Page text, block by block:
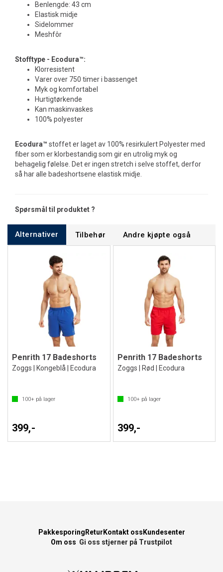
Benlengde: 43 cm
Elastisk midje
Sidelommer
Meshfôr
Stofftype - Ecodura™:
Klorresistent
Varer over 750 timer i bassenget
Myk og komfortabel
Hurtigtørkende
Kan maskinvaskes
100% polyester
Ecodura™ stoffet er laget av 100% resirkulert Polyester med
fiber som er klorbestandig som gir en utrolig myk og
behagelig følelse. Det er ingen stretch i selve stoffet, derfor
så har alle badeshortsene elastisk midje.
Spørsmål til produktet ?
Alternativer Tilbehør Andre kjøpte også
Penrith 17 Badeshorts
Zoggs | Kongeblå | Ecodura
100+ på lager
399,-
Penrith 17 Badeshorts
Zoggs | Rød | Ecodura
100+på lager
399,-
PakkesporingReturKontakt ossKundesenter
Om oss Gi oss stjerner på Trustpilot